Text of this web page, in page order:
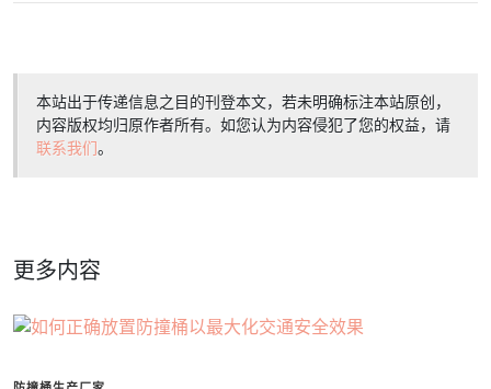
本站出于传递信息之目的刊登本文，若未明确标注本站原创，
内容版权均归原作者所有。如您认为内容侵犯了您的权益，请
联系我们。
更多内容